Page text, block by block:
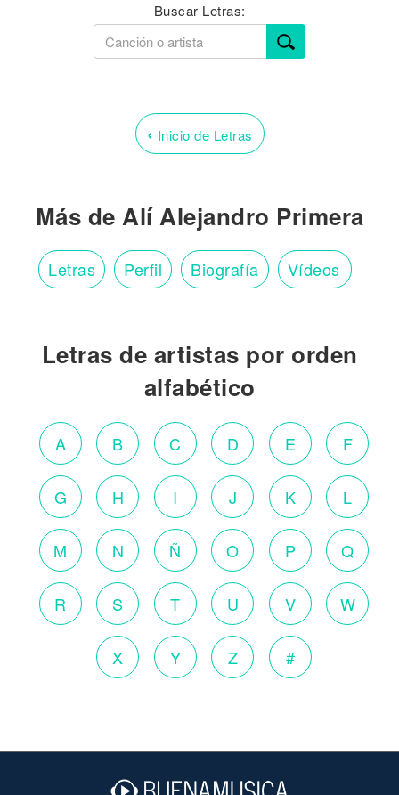
Buscar Letras:
‹ Inicio de Letras
Más de Alí Alejandro Primera
Letras Perfil Biografía Vídeos
Letras de artistas por orden
alfabético
A B C D E F
G H I J K L
M N Ñ O P Q
R S T U V W
X Y Z #